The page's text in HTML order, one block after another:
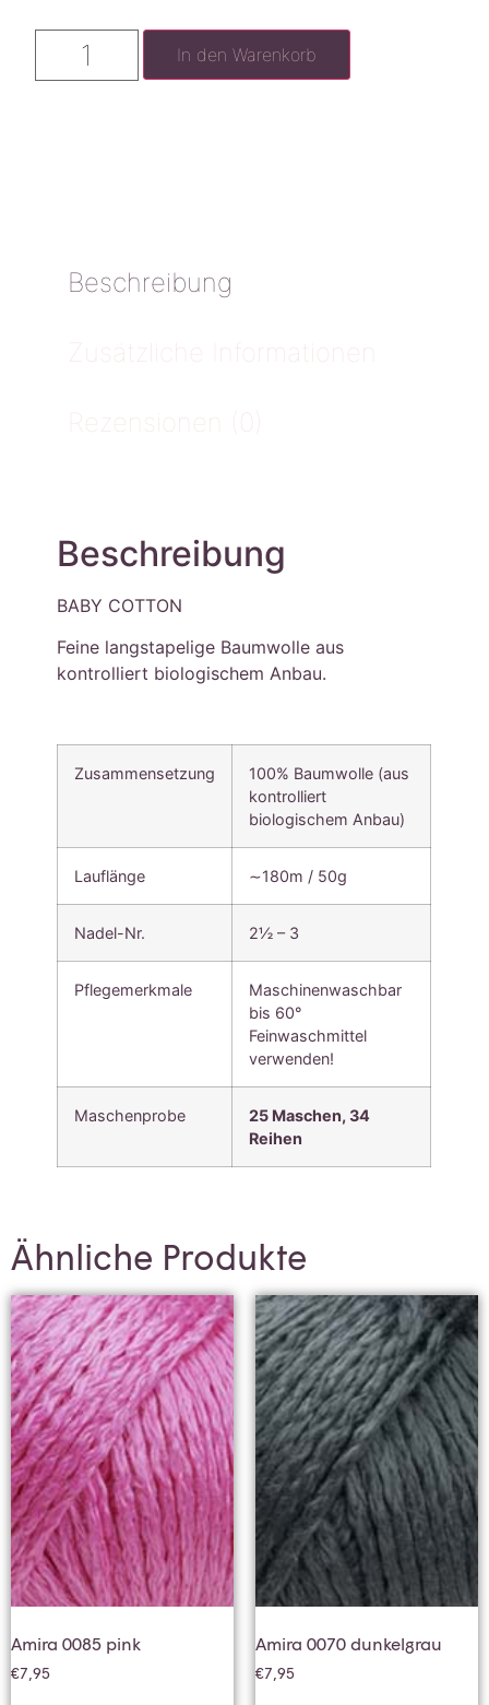
In den Warenkorb
Beschreibung
Zusätzliche Informationen
Rezensionen (0)
Beschreibung
BABY COTTON
Feine langstapelige Baumwolle aus
kontrolliert biologischem Anbau.
Zusammensetzung
100% Baumwolle (aus
kontrolliert
biologischem Anbau)
Lauflänge ∼180m / 50g
Nadel-Nr. 2½ – 3
Pflegemerkmale
Maschinenwaschbar
bis 60°
Feinwaschmittel
verwenden!
Maschenprobe
25 Maschen, 34
Reihen
Ähnliche Produkte
Amira 0085 pink
€7,95
Amira 0070 dunkelgrau
€7,95